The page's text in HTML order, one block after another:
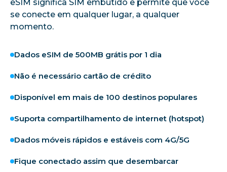
eSIM significa SIM embutido e permite que você
se conecte em qualquer lugar, a qualquer
momento.
Dados eSIM de 500MB grátis por 1 dia
Não é necessário cartão de crédito
Disponível em mais de 100 destinos populares
Suporta compartilhamento de internet (hotspot)
Dados móveis rápidos e estáveis com 4G/5G
Fique conectado assim que desembarcar